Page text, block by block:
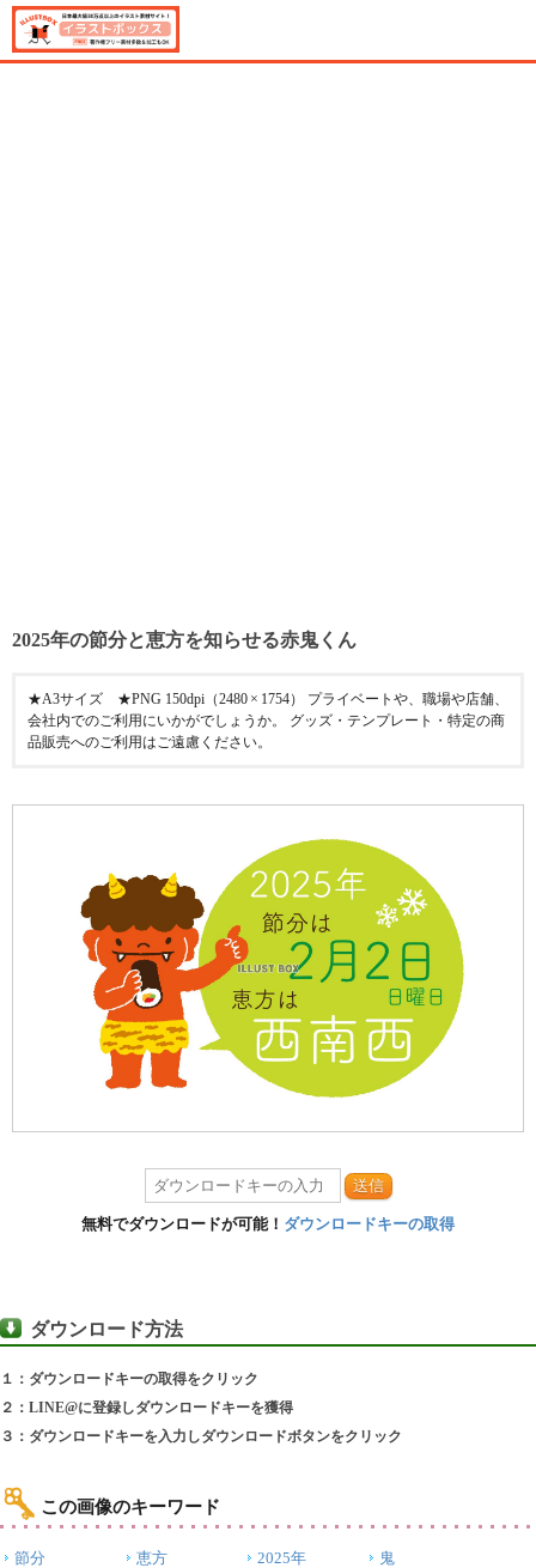
2025年の節分と恵方を知らせる赤鬼くん
★A3サイズ ★PNG 150dpi（2480 × 1754） プライベートや、職場や店舗、
会社内でのご利用にいかがでしょうか。 グッズ・テンプレート・特定の商
品販売へのご利用はご遠慮ください。
送信
無料でダウンロードが可能！ ダウンロードキーの取得
ダウンロード方法
１：ダウンロードキーの取得をクリック
２：LINE@に登録しダウンロードキーを獲得
３：ダウンロードキーを入力しダウンロードボタンをクリック
この画像のキーワード
節分 恵方 2025年
鬼